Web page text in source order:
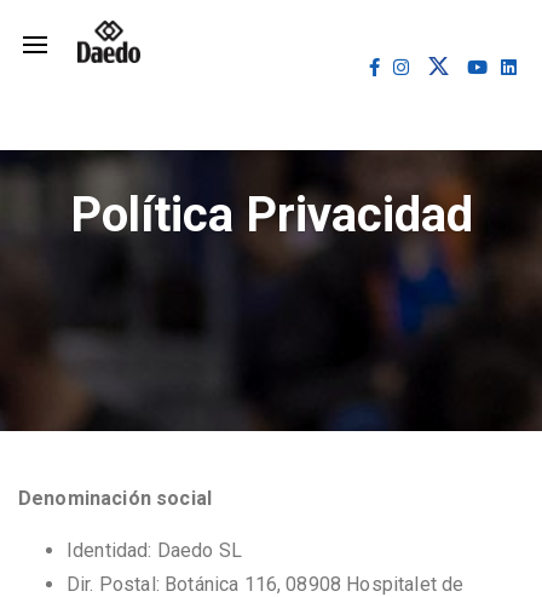
Política Privacidad
Denominación social
Identidad: Daedo SL
Dir. Postal: Botánica 116, 08908 Hospitalet de